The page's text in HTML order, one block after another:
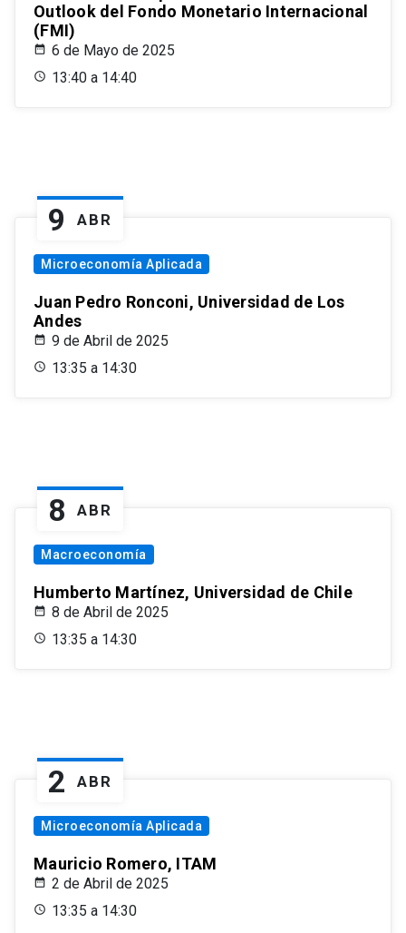
Outlook del Fondo Monetario Internacional
(FMI)
6 de Mayo de 2025
13:40 a 14:40
9 ABR
Microeconomía Aplicada
Juan Pedro Ronconi, Universidad de Los
Andes
9 de Abril de 2025
13:35 a 14:30
8 ABR
Macroeconomía
Humberto Martínez, Universidad de Chile
8 de Abril de 2025
13:35 a 14:30
2 ABR
Microeconomía Aplicada
Mauricio Romero, ITAM
2 de Abril de 2025
13:35 a 14:30